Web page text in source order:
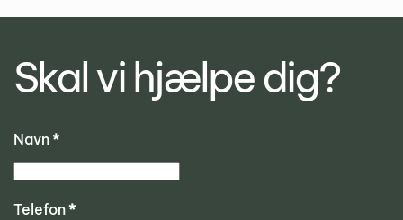
Skal vi hjælpe dig?
Navn*
Telefon*